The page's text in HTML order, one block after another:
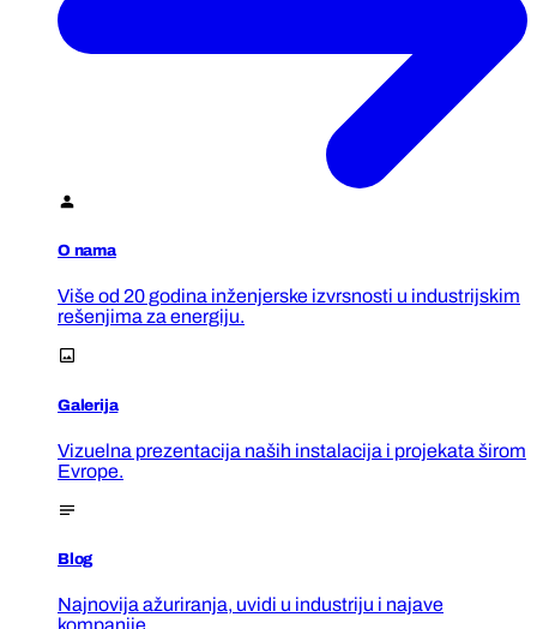
O nama
Više od 20 godina inženjerske izvrsnosti u industrijskim
rešenjima za energiju.
Galerija
Vizuelna prezentacija naših instalacija i projekata širom
Evrope.
Blog
Najnovija ažuriranja, uvidi u industriju i najave
kompanije.